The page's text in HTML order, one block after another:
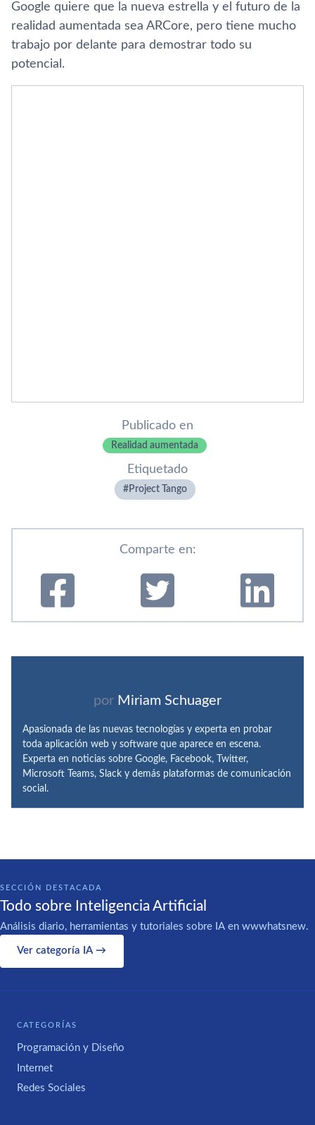
Google quiere que la nueva estrella y el futuro de la
realidad aumentada sea ARCore, pero tiene mucho
trabajo por delante para demostrar todo su
potencial.
Publicado en
Realidad aumentada
Etiquetado
Project Tango
Comparte en:
por Miriam Schuager
Apasionada de las nuevas tecnologías y experta en probar
toda aplicación web y software que aparece en escena.
Experta en noticias sobre Google, Facebook, Twitter,
Microsoft Teams, Slack y demás plataformas de comunicación
social.
SECCIÓN DESTACADA
Todo sobre Inteligencia Artificial
Análisis diario, herramientas y tutoriales sobre IA en wwwhatsnew.
Ver categoría IA →
CATEGORÍAS
Programación y Diseño
Internet
Redes Sociales